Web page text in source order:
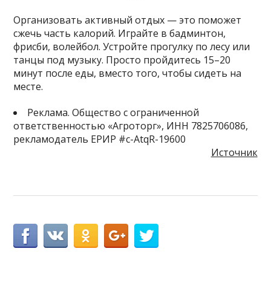
Организовать активный отдых — это поможет
сжечь часть калорий. Играйте в бадминтон,
фрисби, волейбол. Устройте прогулку по лесу или
танцы под музыку. Просто пройдитесь 15–20
минут после еды, вместо того, чтобы сидеть на
месте.
Реклама. Общество с ограниченной
ответственностью «Агроторг», ИНН 7825706086,
рекламодатель ЕРИР #c-AtqR-19600
Источник